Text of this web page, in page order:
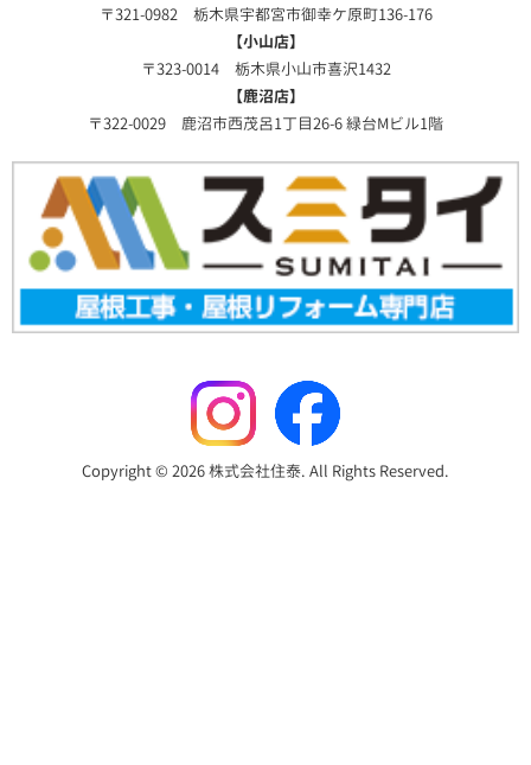
〒321-0982 栃木県宇都宮市御幸ケ原町136-176
【小山店】
〒323-0014 栃木県小山市喜沢1432
【鹿沼店】
〒322-0029 鹿沼市西茂呂1丁目26-6 緑台Mビル1階
Copyright © 2026 株式会社住泰. All Rights Reserved.